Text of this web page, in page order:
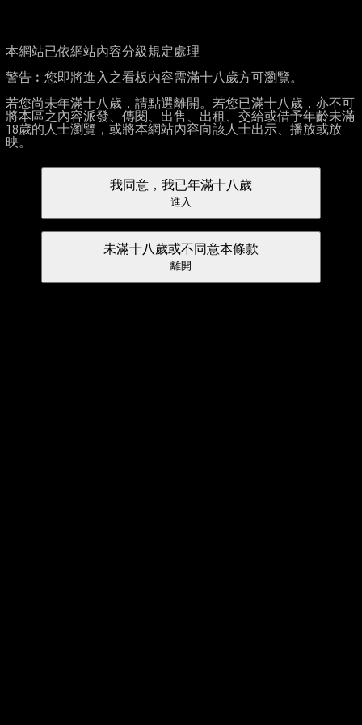
本網站已依網站內容分級規定處理
警告︰您即將進入之看板內容需滿十八歲方可瀏覽。
若您尚未年滿十八歲，請點選離開。若您已滿十八歲，亦不可
將本區之內容派發、傳閱、出售、出租、交給或借予年齡未滿
18歲的人士瀏覽，或將本網站內容向該人士出示、播放或放
映。
我同意，我已年滿十八歲
進入
未滿十八歲或不同意本條款
離開